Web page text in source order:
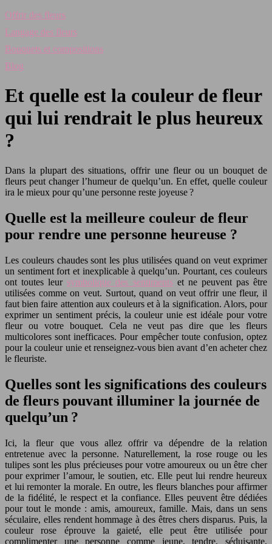
Offrir des fleurs
Langage des fleurs
Bouquets et compositions
Blog
Et quelle est la couleur de fleur
qui lui rendrait le plus heureux
?
Dans la plupart des situations, offrir une fleur ou un bouquet de
fleurs peut changer l’humeur de quelqu’un. En effet, quelle couleur
ira le mieux pour qu’une personne reste joyeuse ?
Quelle est la meilleure couleur de fleur
pour rendre une personne heureuse ?
Les couleurs chaudes sont les plus utilisées quand on veut exprimer
un sentiment fort et inexplicable à quelqu’un. Pourtant, ces couleurs
ont toutes leur symbolique des sentimentset ne peuvent pas être
utilisées comme on veut. Surtout, quand on veut offrir une fleur, il
faut bien faire attention aux couleurs et à la signification. Alors, pour
exprimer un sentiment précis, la couleur unie est idéale pour votre
fleur ou votre bouquet. Cela ne veut pas dire que les fleurs
multicolores sont inefficaces. Pour empêcher toute confusion, optez
pour la couleur unie et renseignez-vous bien avant d’en acheter chez
le fleuriste.
Quelles sont les significations des couleurs
de fleurs pouvant illuminer la journée de
quelqu’un ?
Ici, la fleur que vous allez offrir va dépendre de la relation
entretenue avec la personne. Naturellement, la rose rouge ou les
tulipes sont les plus précieuses pour votre amoureux ou un être cher
pour exprimer l’amour, le soutien, etc. Elle peut lui rendre heureux
et lui remonter la morale. En outre, les fleurs blanches pour affirmer
de la fidélité, le respect et la confiance. Elles peuvent être dédiées
pour tout le monde : amis, amoureux, famille. Mais, dans un sens
séculaire, elles rendent hommage à des êtres chers disparus. Puis, la
couleur rose éprouve la gaieté, elle peut être utilisée pour
complimenter une personne comme jeune, tendre, séduisante,